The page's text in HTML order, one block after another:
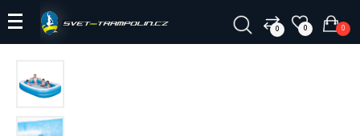
0 0 0